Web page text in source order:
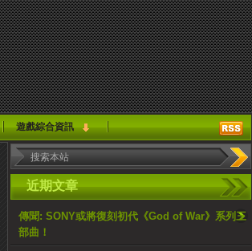
遊戲綜合資訊
近期文章
傳聞: SONY或將復刻初代《God of War》系列三
部曲！